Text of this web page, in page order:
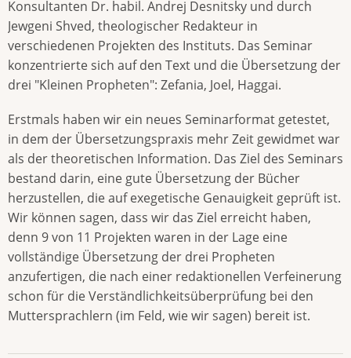
Konsultanten Dr. habil. Andrej Desnitsky und durch
Jewgeni Shved, theologischer Redakteur in
verschiedenen Projekten des Instituts. Das Seminar
konzentrierte sich auf den Text und die Übersetzung der
drei "Kleinen Propheten": Zefania, Joel, Haggai.
Erstmals haben wir ein neues Seminarformat getestet,
in dem der Übersetzungspraxis mehr Zeit gewidmet war
als der theoretischen Information. Das Ziel des Seminars
bestand darin, eine gute Übersetzung der Bücher
herzustellen, die auf exegetische Genauigkeit geprüft ist.
Wir können sagen, dass wir das Ziel erreicht haben,
denn 9 von 11 Projekten waren in der Lage eine
vollständige Übersetzung der drei Propheten
anzufertigen, die nach einer redaktionellen Verfeinerung
schon für die Verständlichkeitsüberprüfung bei den
Muttersprachlern (im Feld, wie wir sagen) bereit ist.